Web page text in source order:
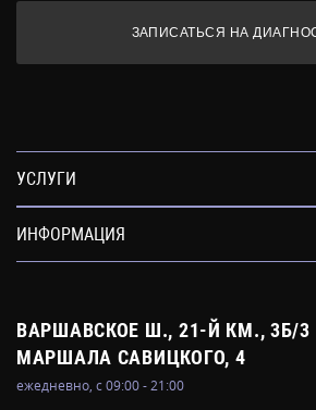
ЗАПИСАТЬСЯ НА
ВАРШАВСКОЕ Ш., 21-Й КМ., 3Б/3
МАРШАЛА САВИЦКОГО, 4
ежедневно, с 09:00 - 21:00
УСЛУГИ
ИНФОРМАЦИЯ